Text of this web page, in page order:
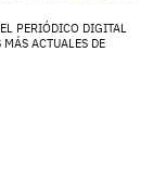
PERIÓDICO DIGITAL
ACTUALES DE